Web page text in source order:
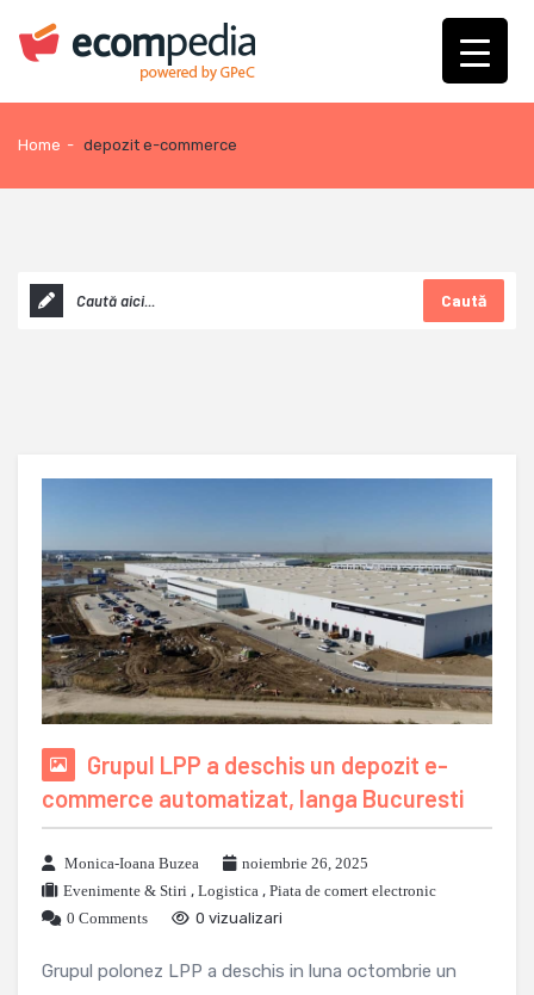
Home - depozit e-commerce
Caută
Grupul LPP a deschis un depozit e-
commerce automatizat, langa Bucuresti
Monica-Ioana Buzea
noiembrie 26, 2025
Evenimente & Stiri , Logistica , Piata de comert electronic
0 Comments
0 vizualizari
Grupul polonez LPP a deschis in luna octombrie un